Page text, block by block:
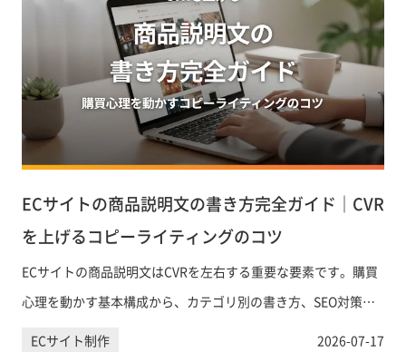
ECサイトの商品説明文の書き方完全ガイド｜CVR
を上げるコピーライティングのコツ
ECサイトの商品説明文はCVRを左右する重要な要素です。購買
心理を動かす基本構成から、カテゴリ別の書き方、SEO対策、
AIツールの活用まで、実践的なポイントを網羅的に解説しま
ECサイト制作 2026-07-17